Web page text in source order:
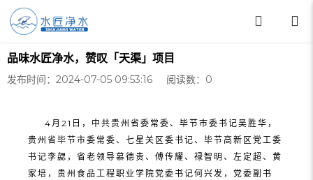
品味水匠净水，赞叹「天渠」项目
发布时间：2024-07-05 09:53:16 阅读数： 0
4月21日，中共贵州省委常委、毕节市委书记吴胜华，
贵州省毕节市委常委、七星关区委书记、毕节高新区党工委
书记李勰，省老领导慕德贵、傅传耀、禄智明、左定超、黄
家培，贵州食品工程职业学院党委书记何兴发，党委副书